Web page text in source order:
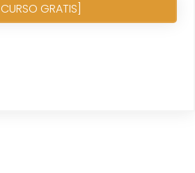
[CURSO GRATIS]